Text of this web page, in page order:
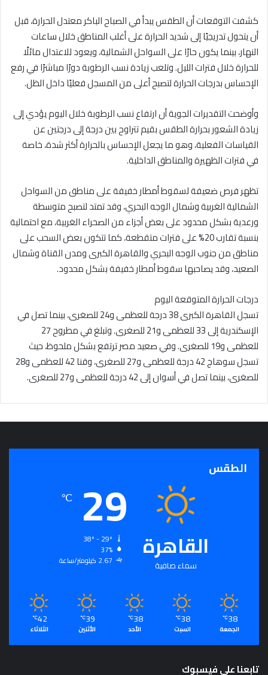
كشفت التوقعات أن الطقس يبدأ في الصباح الباكر معتدل الحرارة، قبل
أن يتحول تدريجيًا إلى شديد الحرارة على أغلب المناطق خلال ساعات
النهار، بينما يكون حارًا على السواحل الشمالية، ويعود للاعتدال مائلًا
للحرارة خلال فترات الليل. وتلعب زيادة نسب الرطوبة دورًا مباشرًا في رفع
الإحساس بدرجات الحرارة لتصبح أعلى من المسجل فعليًا داخل الظل.
وأوضحت التقديرات الجوية أن ارتفاع نسب الرطوبة خلال اليوم يؤدي إلى
زيادة الشعور بحرارة الطقس بقيم تتراوح بين درجة إلى درجتين عن
القياسات الفعلية، وهو ما يجعل الإحساس بالحرارة أكثر شدة، خاصة
في فترات الظهيرة والمناطق الداخلية.
تظهر فرص ضعيفة لسقوط أمطار خفيفة على مناطق من السواحل
الشمالية الغربية وشمال الوجه البحري، وقد تمتد لتصبح متوسطة
ورعدية بشكل محدود على بعض أجزاء من الصحراء الغربية، مع احتمالية
بنسبة تقارب 20% على فترات متقطعة، كما تتكون بعض السحب على
مناطق من جنوب الوجه البحري والقاهرة الكبرى ومدن القناة وشمال
الصعيد، وقد يصاحبها سقوط أمطار خفيفة بشكل محدود.
درجات الحرارة المتوقعة اليوم
تسجل القاهرة الكبرى 38 درجة للعظمى و24 للصغرى، بينما تصل في
الإسكندرية إلى 33 للعظمى و21 للصغرى. وتبلغ في مطروح 27
للعظمى و19 للصغرى. وفي صعيد مصر ترتفع بشكل ملحوظ، حيث
تسجل سوهاج 42 درجة للعظمى و27 للصغرى، وقنا 42 للعظمى و28
للصغرى، بينما تصل في أسوان إلى 42 درجة للعظمى و27 للصغرى.
الطقس
القاهرة
سماء صافية
29
℃
37%
2.67 كيلومتر/ساعة
38
℃
الجمعة
38
℃
السبت
38
℃
الأحد
39
℃
الأثنين
42
℃
الثلاثاء
تابعنا على فيسبوك